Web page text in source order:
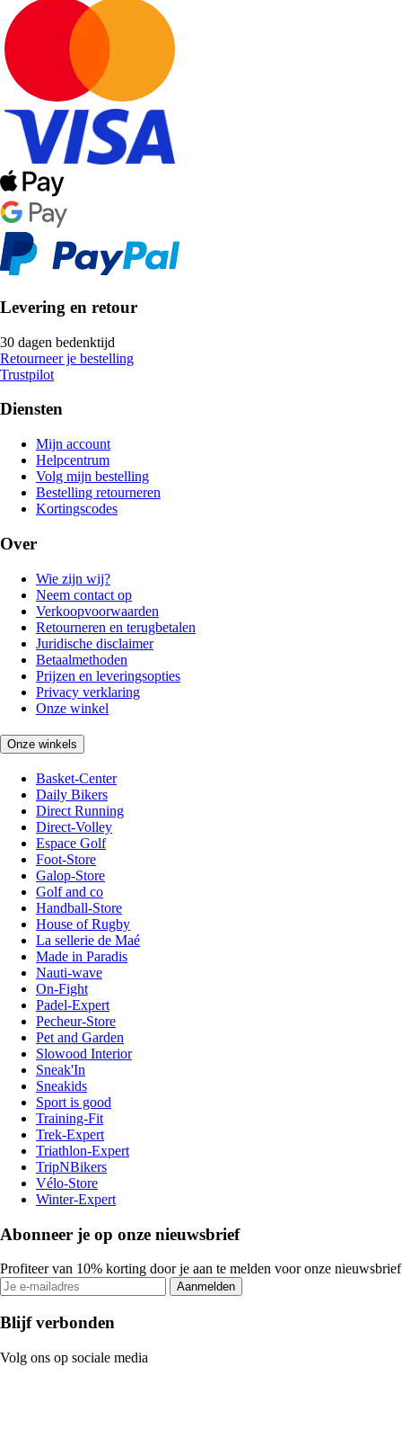
Levering en retour
30 dagen bedenktijd
Retourneer je bestelling
Trustpilot
Diensten
Mijn account
Helpcentrum
Volg mijn bestelling
Bestelling retourneren
Kortingscodes
Over
Wie zijn wij?
Neem contact op
Verkoopvoorwaarden
Retourneren en terugbetalen
Juridische disclaimer
Betaalmethoden
Prijzen en leveringsopties
Privacy verklaring
Onze winkel
Onze winkels
Basket-Center
Daily Bikers
Direct Running
Direct-Volley
Espace Golf
Foot-Store
Galop-Store
Golf and co
Handball-Store
House of Rugby
La sellerie de Maé
Made in Paradis
Nauti-wave
On-Fight
Padel-Expert
Pecheur-Store
Pet and Garden
Slowood Interior
Sneak'In
Sneakids
Sport is good
Training-Fit
Trek-Expert
Triathlon-Expert
TripNBikers
Vélo-Store
Winter-Expert
Abonneer je op onze nieuwsbrief
Profiteer van 10% korting door je aan te melden voor onze nieuwsbrief
Aanmelden
Blijf verbonden
Volg ons op sociale media